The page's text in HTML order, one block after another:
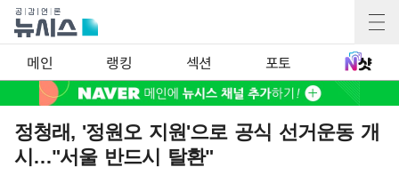
메인 랭킹 섹션 포토
정청래, '정원오 지원'으로 공식 선거운동 개
시…"서울 반드시 탈환"